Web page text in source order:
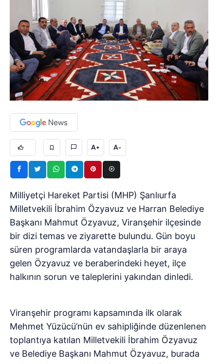
A+ A-
Milliyetçi Hareket Partisi (MHP) Şanlıurfa
Milletvekili İbrahim Özyavuz ve Harran Belediye
Başkanı Mahmut Özyavuz, Viranşehir ilçesinde
bir dizi temas ve ziyarette bulundu. Gün boyu
süren programlarda vatandaşlarla bir araya
gelen Özyavuz ve beraberindeki heyet, ilçe
halkının sorun ve taleplerini yakından dinledi.
Viranşehir programı kapsamında ilk olarak
Mehmet Yüzücü’nün ev sahipliğinde düzenlenen
toplantıya katılan Milletvekili İbrahim Özyavuz
ve Belediye Başkanı Mahmut Özyavuz, burada